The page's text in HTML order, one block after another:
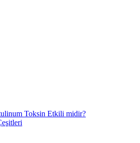
Toksin Etkili midir?